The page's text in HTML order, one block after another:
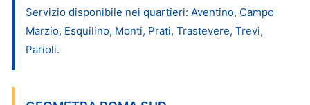
Servizio disponibile nei quartieri: Aventino, Campo
Marzio, Esquilino, Monti, Prati, Trastevere, Trevi,
Parioli.